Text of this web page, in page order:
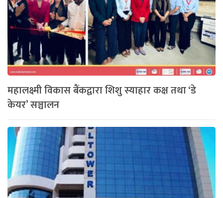
महालक्ष्मी विकास बैंकद्वारा शिशु स्याहार कक्ष तथा ‘डे
केयर’ सञ्चालन